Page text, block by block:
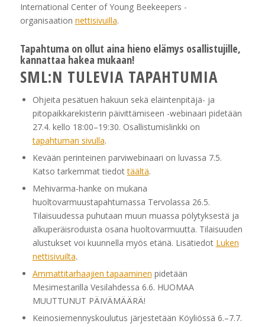
International Center of Young Beekeepers -
organisaation nettisivuilla.
Tapahtuma on ollut aina hieno elämys osallistujille,
kannattaa hakea mukaan!
SML:N TULEVIA TAPAHTUMIA
Ohjeita pesätuen hakuun sekä eläintenpitäjä- ja
pitopaikkarekisterin päivittämiseen -webinaari pidetään
27.4. kello 18:00–19:30. Osallistumislinkki on
tapahtuman sivulla.
Kevään perinteinen parviwebinaari on luvassa 7.5.
Katso tarkemmat tiedottäältä.
Mehivarma-hanke on mukana
huoltovarmuustapahtumassa Tervolassa 26.5.
Tilaisuudessa puhutaan muun muassa pölytyksestä ja
alkuperäisroduista osana huoltovarmuutta. Tilaisuuden
alustukset voi kuunnella myös etänä. Lisätiedot Luken
nettisivuilta.
Ammattitarhaajien tapaaminen pidetään
Mesimestarilla Vesilahdessa 6.6. HUOMAA
MUUTTUNUT PÄIVÄMÄÄRÄ!
Keinosiemennyskoulutus järjestetään Köyliössä 6.–7.7.